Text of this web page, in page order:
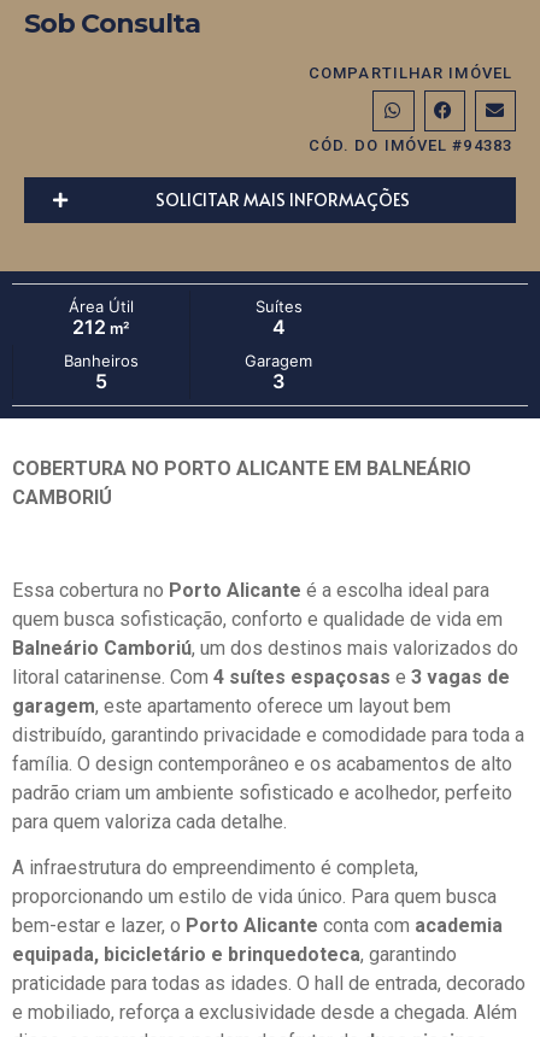
Sob Consulta
COMPARTILHAR IMÓVEL
CÓD. DO IMÓVEL #94383
SOLICITAR MAIS INFORMAÇÕES
Área Útil
212 m²
Suítes
4
Banheiros
5
Garagem
3
COBERTURA NO PORTO ALICANTE EM BALNEÁRIO
CAMBORIÚ
Essa cobertura no Porto Alicante é a escolha ideal para
quem busca sofisticação, conforto e qualidade de vida em
Balneário Camboriú, um dos destinos mais valorizados do
litoral catarinense. Com 4 suítes espaçosas e 3 vagas de
garagem, este apartamento oferece um layout bem
distribuído, garantindo privacidade e comodidade para toda a
família. O design contemporâneo e os acabamentos de alto
padrão criam um ambiente sofisticado e acolhedor, perfeito
para quem valoriza cada detalhe.
A infraestrutura do empreendimento é completa,
proporcionando um estilo de vida único. Para quem busca
bem-estar e lazer, o Porto Alicante conta com academia
equipada, bicicletário e brinquedoteca, garantindo
praticidade para todas as idades. O hall de entrada, decorado
e mobiliado, reforça a exclusividade desde a chegada. Além